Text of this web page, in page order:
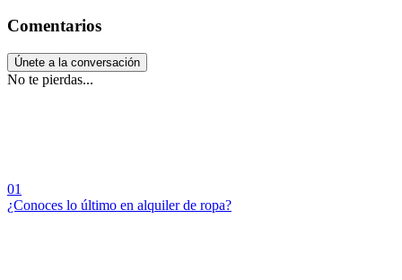
Comentarios
Únete a la conversación
No te pierdas...
01
¿Conoces lo último en alquiler de ropa?